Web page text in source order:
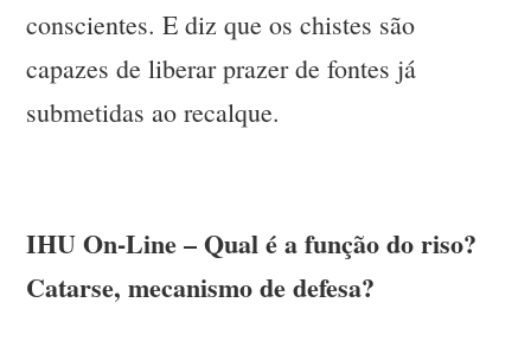
conscientes. E diz que os chistes são
capazes de liberar prazer de fontes já
submetidas ao recalque.
IHU On-Line – Qual é a função do riso?
Catarse, mecanismo de defesa?